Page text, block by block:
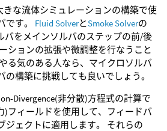
きな流体シミュレーションの構築で使
です。 Fluid SolverとSmoke Solverの
バをメインソルバのステップの前/後
ションの拡張や微調整を行なうこと
る気のある人なら、マイクロソルバ
の構築に挑戦しても良いでしょう。
Divergence(非分散)方程式の計算で
)フィールドを使用して、フィードバ
ジェクトに適用します。 それらの